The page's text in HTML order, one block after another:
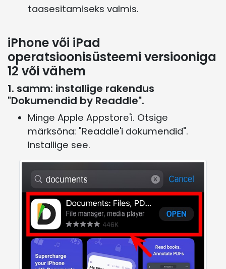
taasesitamiseks valmis.
iPhone või iPad
operatsioonisüsteemi versiooniga
12 või vähem
1. samm: installige rakendus
"Dokumendid by Readdle".
Minge Apple Appstore'i. Otsige
märksõna: "Readdle'i dokumendid".
Installige see.